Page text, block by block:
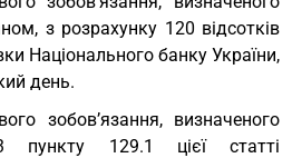
з розрахунку 120 відсотків
Національного банку України,
день.
зобов’язання, визначеного
пункту 129.1 цієї статті